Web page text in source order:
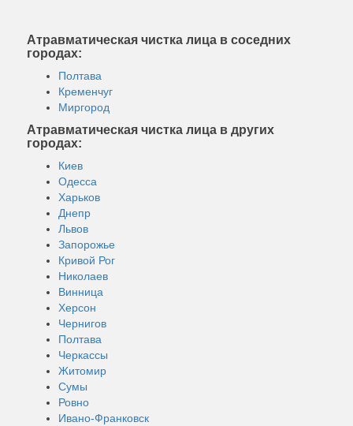
Атравматическая чистка лица в соседних
городах:
Полтава
Кременчуг
Миргород
Атравматическая чистка лица в других
городах:
Киев
Одесса
Харьков
Днепр
Львов
Запорожье
Кривой Рог
Николаев
Винница
Херсон
Чернигов
Полтава
Черкассы
Житомир
Сумы
Ровно
Ивано-Франковск